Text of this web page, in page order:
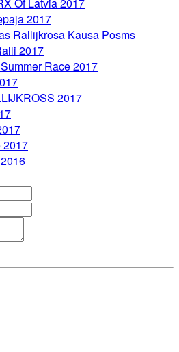
2017
Rallijkrosa Kausa Posms
2017
Race 2017
2017
2017